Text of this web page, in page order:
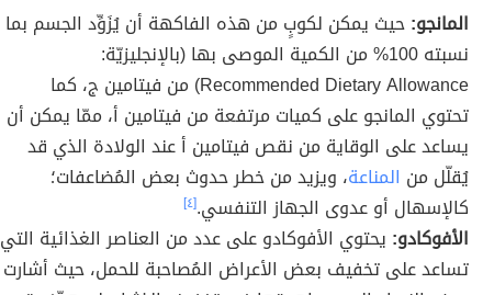
المانجو:حيث يمكن لكوبٍ من هذه الفاكهة أن يُزَوِّد الجسم بما
نسبته 100% من الكمية الموصى بها (بالإنجليزيّة:
Recommended Dietary Allowance) من فيتامين ج، كما
تحتوي المانجو على كميات مرتفعة من فيتامين أ، ممّا يمكن أن
يساعد على الوقاية من نقص فيتامين أ عند الولادة الذي قد
يُقلّل من المناعة، ويزيد من خطر حدوث بعض المُضاعفات؛
كالإسهال أو عدوى الجهاز التنفسي.[٤]
الأفوكادو: يحتوي الأفوكادو على عدد من العناصر الغذائية التي
تساعد على تخفيف بعض الأعراض المُصاحبة للحمل، حيث أشارت